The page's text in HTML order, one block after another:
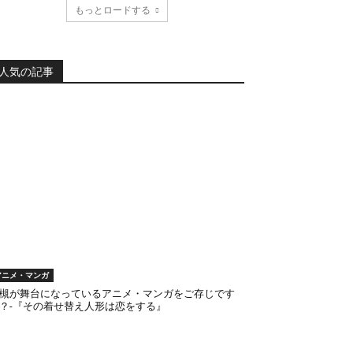
もっとロードする
人気の記事
ニメ・マンガ
が舞台になっているアニメ・マンガをご存じです
-『その着せ替え人形は恋をする』